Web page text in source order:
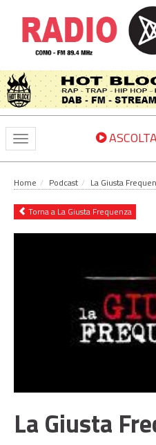
Toggle
navigation
Home Podcast La Giusta
Torna a La Giusta Frequenza
La Giusta